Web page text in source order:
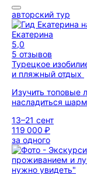
авторский тур
Екатерина
5,0
5 отзывов
Турецкое
и пляжный отдых
Изучить топовые
насладиться
13–21 сент
119 000 ₽
за одного